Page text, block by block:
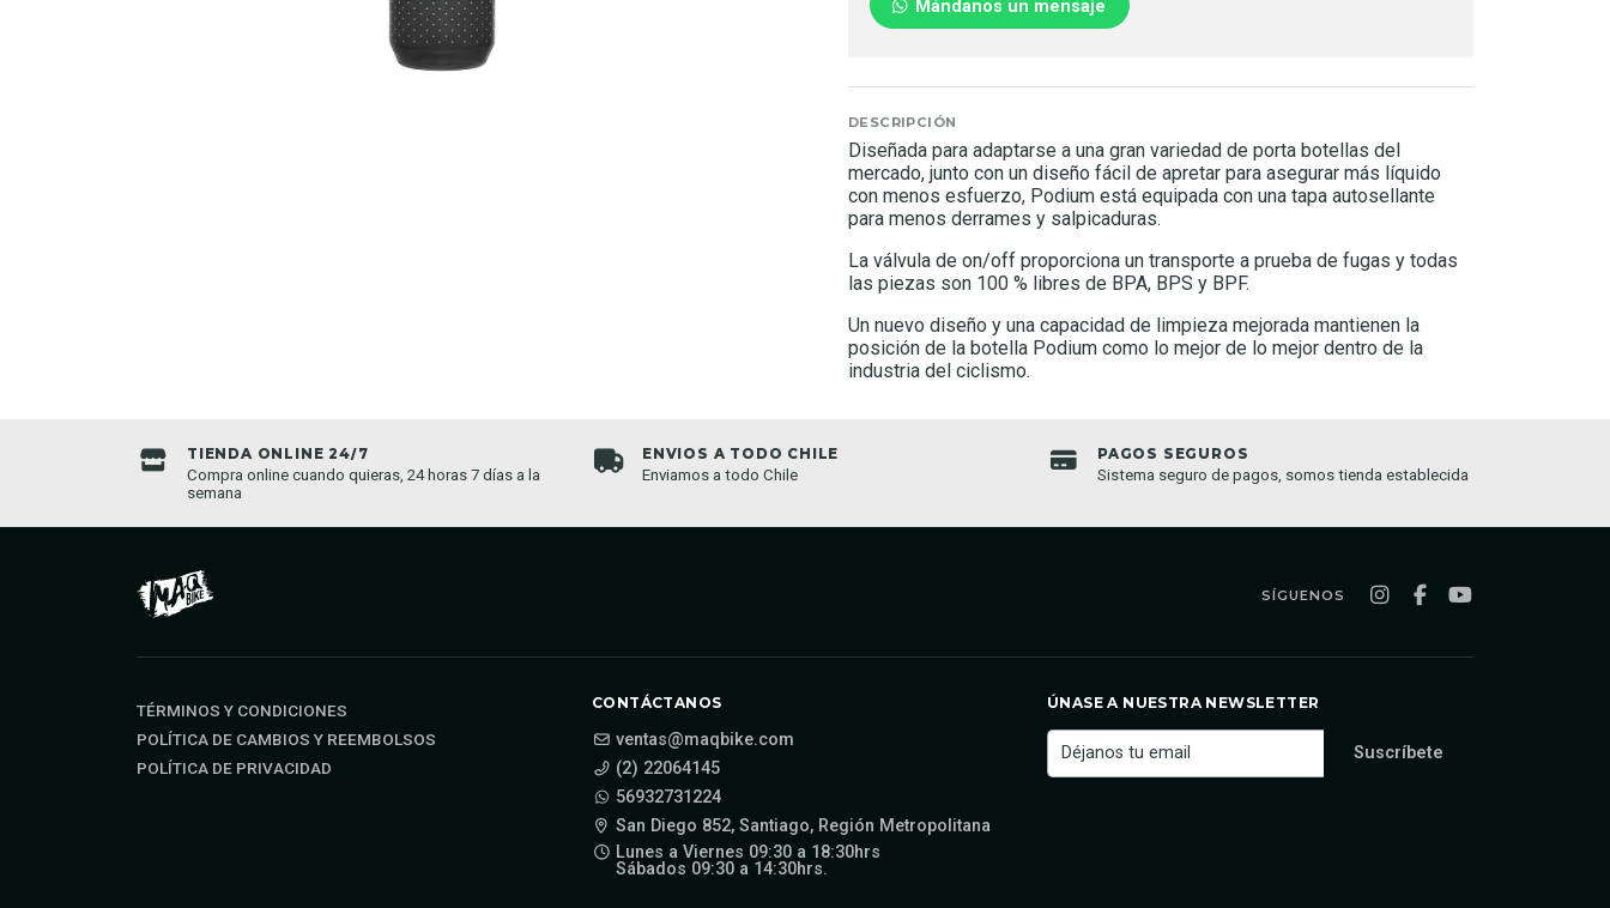
Mándanos un mensaje
DESCRIPCIÓN
Diseñada para adaptarse a una gran variedad de porta botellas del
mercado, junto con un diseño fácil de apretar para asegurar más líquido
con menos esfuerzo, Podium está equipada con una tapa autosellante
para menos derrames y salpicaduras.
La válvula de on/off proporciona un transporte a prueba de fugas y todas
las piezas son 100 % libres de BPA, BPS y BPF.
Un nuevo diseño y una capacidad de limpieza mejorada mantienen la
posición de la botella Podium como lo mejor de lo mejor dentro de la
industria del ciclismo.
TIENDA ONLINE 24/7
Compra online cuando quieras, 24 horas 7 días a la
semana
ENVIOS A TODO CHILE
Enviamos a todo Chile
PAGOS SEGUROS
Sistema seguro de pagos, somos tienda establecida
SÍGUENOS
TÉRMINOS Y CONDICIONES
POLÍTICA DE CAMBIOS Y REEMBOLSOS
POLÍTICA DE PRIVACIDAD
CONTÁCTANOS
ventas@maqbike.com
(2) 22064145
56932731224
San Diego 852, Santiago, Región Metropolitana
Lunes a Viernes 09:30 a 18:30hrs
Sábados 09:30 a 14:30hrs.
ÚNASE A NUESTRA NEWSLETTER